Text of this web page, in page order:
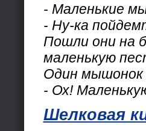
- Маленькие
- Ну-ка
Пошли они на
маленькую
Один мышонок
- Ох!
Шелковая